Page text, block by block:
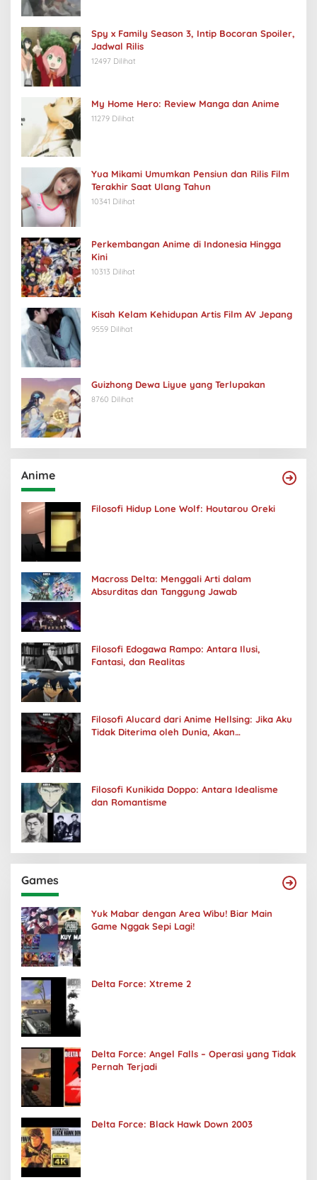
Spy x Family Season 3, Intip Bocoran Spoiler,
Jadwal Rilis
12497 Dilihat
My Home Hero: Review Manga dan Anime
11279 Dilihat
Yua Mikami Umumkan Pensiun dan Rilis Film
Terakhir Saat Ulang Tahun
10341 Dilihat
Perkembangan Anime di Indonesia Hingga
Kini
10313 Dilihat
Kisah Kelam Kehidupan Artis Film AV Jepang
9559 Dilihat
Guizhong Dewa Liyue yang Terlupakan
8760 Dilihat
Anime
Filosofi Hidup Lone Wolf: Houtarou Oreki
Macross Delta: Menggali Arti dalam
Absurditas dan Tanggung Jawab
Filosofi Edogawa Rampo: Antara Ilusi,
Fantasi, dan Realitas
Filosofi Alucard dari Anime Hellsing: Jika Aku
Tidak Diterima oleh Dunia, Akan
Filosofi Kunikida Doppo: Antara Idealisme
dan Romantisme
Games
Yuk Mabar dengan Area Wibu! Biar Main
Game Nggak Sepi Lagi!
Delta Force: Xtreme 2
Delta Force: Angel Falls – Operasi yang Tidak
Pernah Terjadi
Delta Force: Black Hawk Down 2003